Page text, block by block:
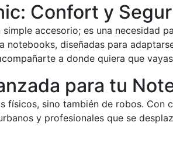
Confort y
accesorio; es una necesidad
diseñadas para
a donde quiera que
para tu
sino también de robos.
y profesionales que se